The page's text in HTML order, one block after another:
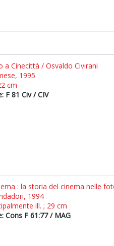
a Cinecittà / Osvaldo Civirani
1995
cm
F 81 Civ / CIV
: la storia del cinema nelle
1994
ill. ; 29 cm
Cons F 61:77 / MAG